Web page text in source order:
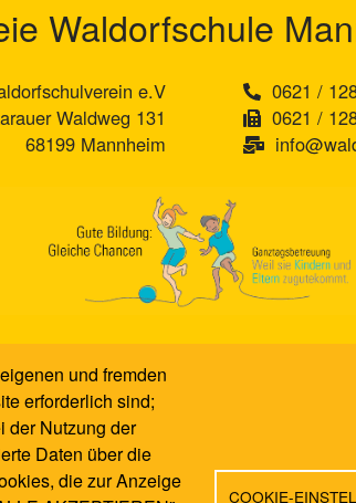
Waldorfschule
e.V
Waldweg 131
68199 Mannheim
0621 /
0621 /
|Impressum|
und fremden
erforderlich sind;
der Nutzung der
Daten über die
die zur Anzeige
COOKIE-